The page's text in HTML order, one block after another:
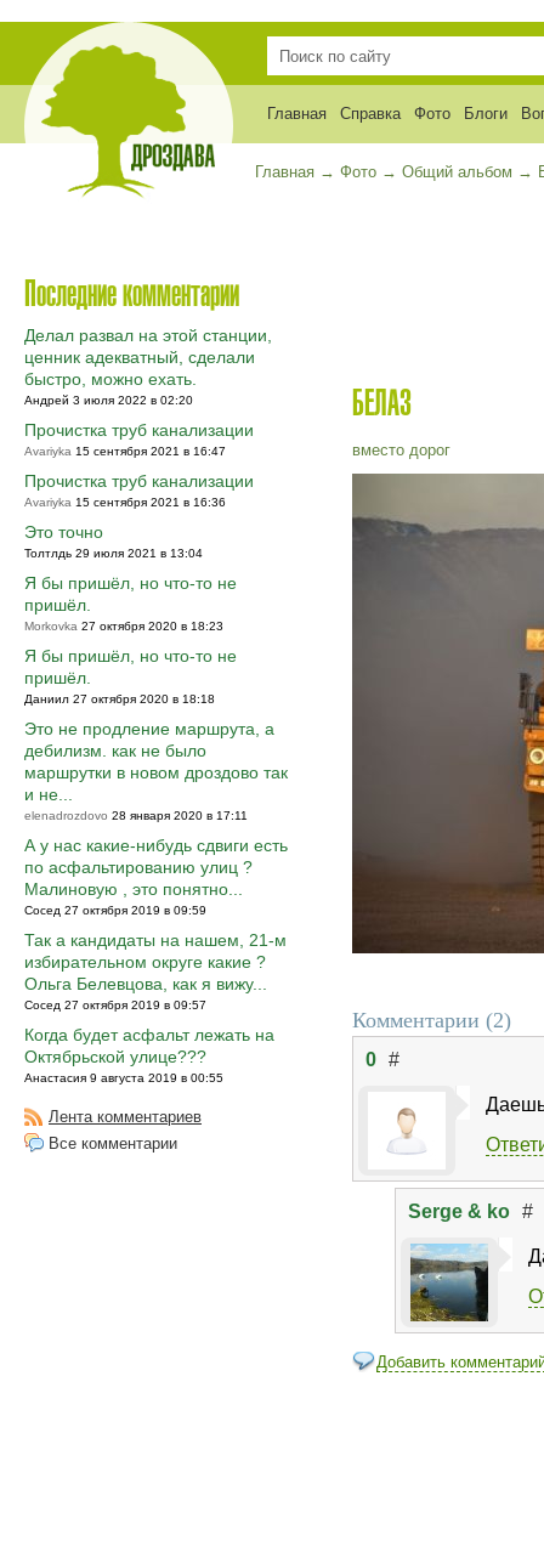
Главная Справка Фото Блоги
Главная → Фото → Общий альбом →
Последние комментарии
Делал развал на этой станции,
ценник адекватный, сделали
быстро, можно ехать.
Андрей 3 июля 2022 в 02:20
Прочистка труб канализации
Avariyka 15 сентября 2021 в 16:47
Прочистка труб канализации
Avariyka 15 сентября 2021 в 16:36
Это точно
Толтлдь 29 июля 2021 в 13:04
Я бы пришёл, но что-то не
пришёл.
Morkovka 27 октября 2020 в 18:23
Я бы пришёл, но что-то не
пришёл.
Даниил 27 октября 2020 в 18:18
Это не продление маршрута, а
дебилизм. как не было
маршрутки в новом дроздово так
и не...
elenadrozdovo 28 января 2020 в 17:11
А у нас какие-нибудь сдвиги есть
по асфальтированию улиц ?
Малиновую , это понятно...
Сосед 27 октября 2019 в 09:59
Так а кандидаты на нашем, 21-м
избирательном округе какие ?
Ольга Белевцова, как я вижу...
Сосед 27 октября 2019 в 09:57
Когда будет асфальт лежать на
Октябрьской улице???
Анастасия 9 августа 2019 в 00:55
Лента комментариев
Все комментарии
БЕЛАЗ
вместо дорог
Комментарии (2)
0 #
Даешь
Serge & ko #
Добавить